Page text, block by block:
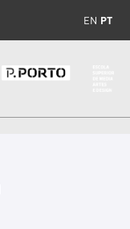
EN PT